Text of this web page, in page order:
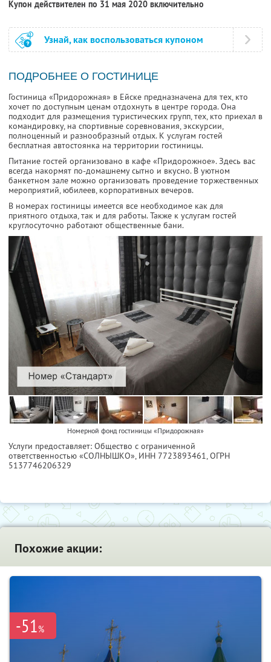
Купон действителен по 31 мая 2020 включительно
Узнай, как воспользоваться купоном
ПОДРОБНЕЕ О ГОСТИНИЦЕ
Гостиница «Придорожная» в Ейске предназначена для тех, кто
хочет по доступным ценам отдохнуть в центре города. Она
подходит для размещения туристических групп, тех, кто приехал в
командировку, на спортивные соревнования, экскурсии,
полноценный и разнообразный отдых. К услугам гостей
бесплатная автостоянка на территории гостиницы.
Питание гостей организовано в кафе «Придорожное». Здесь вас
всегда накормят по-домашнему сытно и вкусно. В уютном
банкетном зале можно организовать проведение торжественных
мероприятий, юбилеев, корпоративных вечеров.
В номерах гостиницы имеется все необходимое как для
приятного отдыха, так и для работы. Также к услугам гостей
круглосуточно работают общественные бани.
Номерной фонд гостиницы «Придорожная»
Услуги предоставляет: Общество с ограниченной
ответственностью «СОЛНЫШКО», ИНН 7723893461, ОГРН
5137746206329
Похожие акции:
-51%